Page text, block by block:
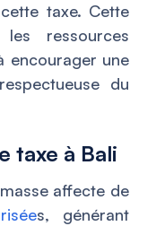
taxe. Cette
ressources
encourager une
du
taxe à Bali
affecte de
s, générant